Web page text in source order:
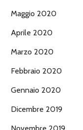
Maggio 2020
Aprile 2020
Marzo 2020
Febbraio 2020
Gennaio 2020
Dicembre 2019